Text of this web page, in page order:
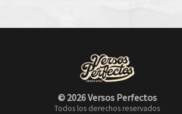
© 2026 Versos Perfectos
Todos los derechos reservados